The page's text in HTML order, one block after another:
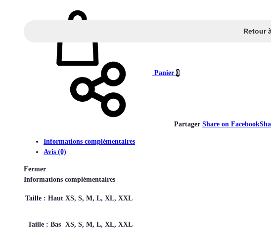
Panier 0
Retour
Partager Share on Facebook
Informations complémentaires
Avis (0)
Fermer
Informations complémentaires
Taille : Haut XS, S, M, L, XL, XXL
Taille : Bas XS, S, M, L, XL, XXL